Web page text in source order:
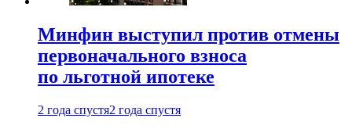
Минфин выступил против отмены
первоначального взноса
по льготной ипотеке
2 года спустя2 года спустя